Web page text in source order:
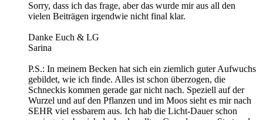
Sorry, dass ich das frage, aber das wurde mir aus all den
vielen Beiträgen irgendwie nicht final klar.
Danke Euch & LG
Sarina
P.S.: In meinem Becken hat sich ein ziemlich guter Aufwuchs
gebildet, wie ich finde. Alles ist schon überzogen, die
Schneckis kommen gerade gar nicht nach. Speziell auf der
Wurzel und auf den Pflanzen und im Moos sieht es mir nach
SEHR viel essbarem aus. Ich hab die Licht-Dauer schon